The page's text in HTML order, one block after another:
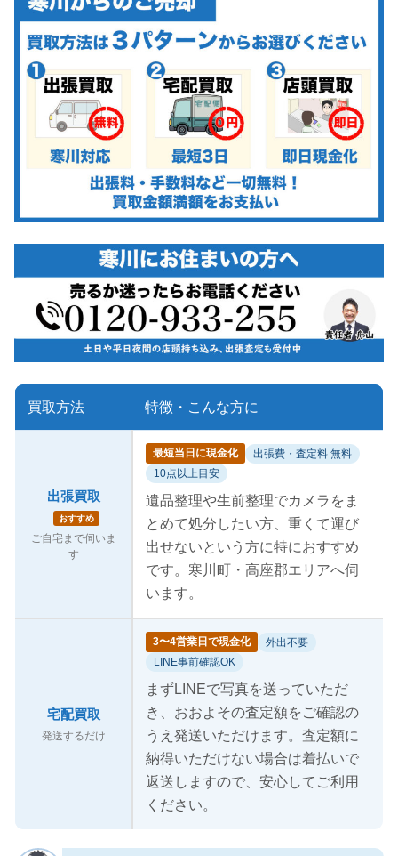
買取方法 特徴・こんな方に
出張買取
おすすめ
ご自宅まで伺いま
す
最短当日に現金化
出張費・査定料 無料
10点以上目安
遺品整理や生前整理でカメラをま
とめて処分したい方、重くて運び
出せないという方に特におすすめ
です。寒川町・高座郡エリアへ伺
います。
宅配買取
発送するだけ
3〜4営業日で現金化
外出不要
LINE事前確認OK
まずLINEで写真を送っていただ
き、おおよその査定額をご確認の
うえ発送いただけます。査定額に
納得いただけない場合は着払いで
返送しますので、安心してご利用
ください。